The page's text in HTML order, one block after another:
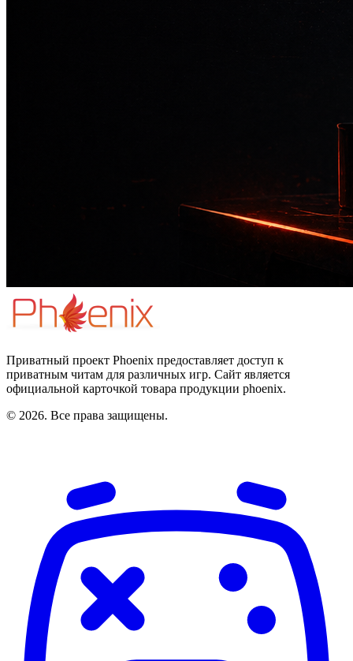
Приватный проект Phoenix предоставляет доступ к
приватным читам для различных игр. Сайт является
официальной карточкой товара продукции phoenix.
© 2026. Все права защищены.